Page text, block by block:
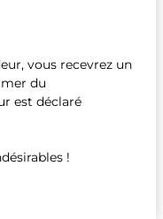
vous recevrez un
du
est déclaré
!